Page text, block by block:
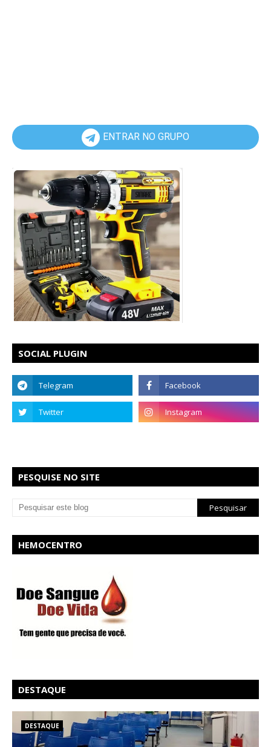
ENTRAR NO GRUPO
SOCIAL PLUGIN
PESQUISE NO SITE
HEMOCENTRO
DESTAQUE
DESTAQUE